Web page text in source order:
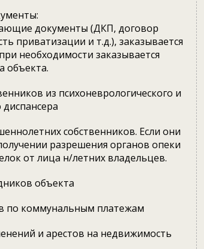
документы (ДКП, договор
приватизации и т.д.), заказывается
необходимости заказывается
объекта.
из психоневрологического и
диспансера
собственников. Если они
разрешения органов опеки
от лица н/летних владельцев.
объекта
по коммунальным платежам
и арестов на недвижимость